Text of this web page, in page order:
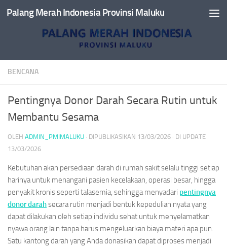
Skip to content
Palang Merah Indonesia Provinsi Maluku
BENCANA
Pentingnya Donor Darah Secara Rutin untuk
Membantu Sesama
OLEH ADMIN_PMIMALUKU · DIPUBLIKASIKAN 13/03/2026 · DI UPDATE
13/03/2026
Kebutuhan akan persediaan darah di rumah sakit selalu tinggi setiap
harinya untuk menangani pasien kecelakaan, operasi besar, hingga
penyakit kronis seperti talasemia, sehingga menyadari pentingnya
donor darahsecara rutin menjadi bentuk kepedulian nyata yang
dapat dilakukan oleh setiap individu sehat untuk menyelamatkan
nyawa orang lain tanpa harus mengeluarkan biaya materi apa pun.
Satu kantong darah yang Anda donasikan dapat diproses menjadi